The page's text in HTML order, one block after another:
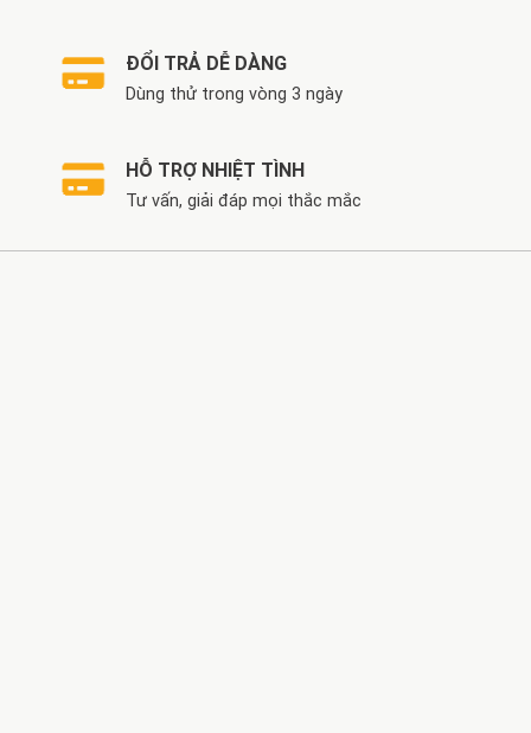
ĐỔI TRẢ DỄ DÀNG
Dùng thử trong vòng 3 ngày
HỖ TRỢ NHIỆT TÌNH
Tư vấn, giải đáp mọi thắc mắc